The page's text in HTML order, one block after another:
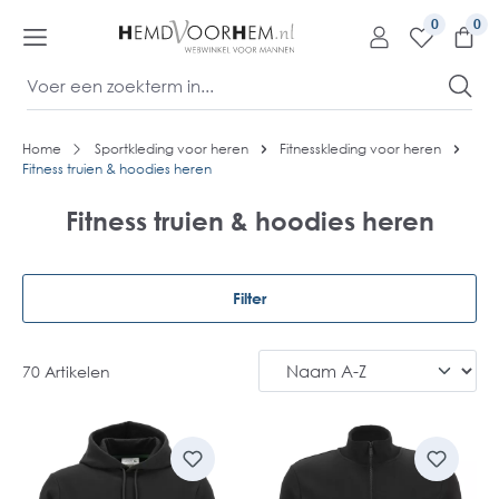
0
Home Sportkleding voor heren
Fitnesskleding voor heren
Fitness truien & hoodies heren
Fitness truien & hoodies heren
Filter
70 Artikelen